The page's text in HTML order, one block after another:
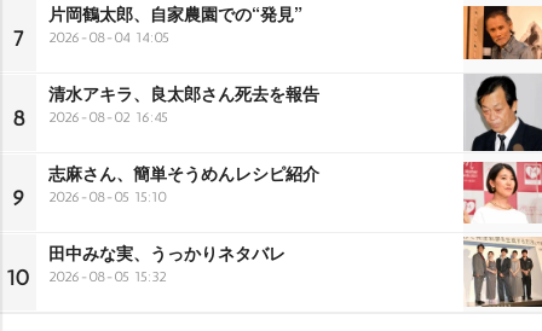
7
片岡鶴太郎、自家農園での“発見”
2026-08-04 14:05
8
清水アキラ、良太郎さん死去を報告
2026-08-02 16:45
9
志麻さん、簡単そうめんレシピ紹介
2026-08-05 15:10
10
田中みな実、うっかりネタバレ
2026-08-05 15:32